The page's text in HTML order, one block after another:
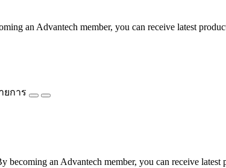
an Advantech member, you can receive latest
การ
an Advantech member, you can receive